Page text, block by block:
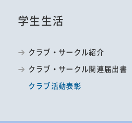
学生生活
クラブ・サークル紹介
クラブ・サークル関連届出書
クラブ活動表彰